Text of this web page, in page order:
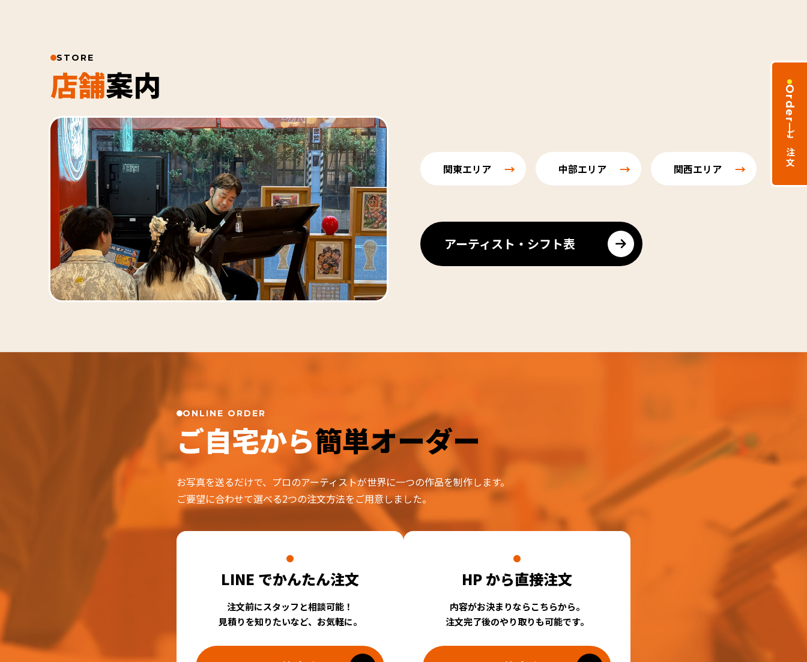
STORE
店舗案内
関東エリア 中部エリア 関西エリア
アーティスト・シフト表
ONLINE ORDER
ご自宅から簡単オーダー
お写真を送るだけで、プロのアーティストが世界に一つの作品を制作します。
ご要望に合わせて選べる2つの注文方法をご用意しました。
LINE でかんたん注文
注文前にスタッフと相談可能！
見積りを知りたいなど、お気軽に。
HP から直接注文
内容がお決まりならこちらから。
注文完了後のやり取りも可能です。
Order
ご注文